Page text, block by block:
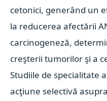
cetonici, generând un
la reducerea afectării
carcinogeneză,
creşterii tumorilor şi a
Studiile de specialitate
acţiune selectivă